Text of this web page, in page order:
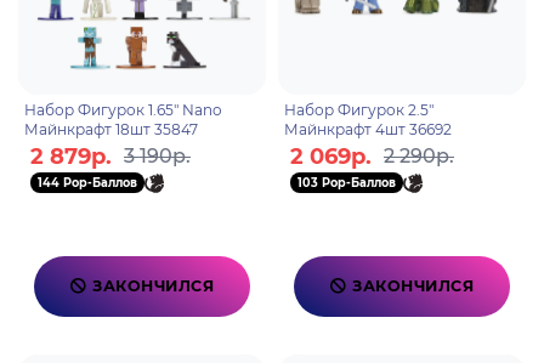
Набор Фигурок 1.65" Nano
Майнкрафт 18шт 35847
2 879р. 3 190р.
144 Pop-Баллов
ЗАКОНЧИЛСЯ
Набор Фигурок 2.5"
Майнкрафт 4шт 36692
2 069р. 2 290р.
103 Pop-Баллов
ЗАКОНЧИЛСЯ